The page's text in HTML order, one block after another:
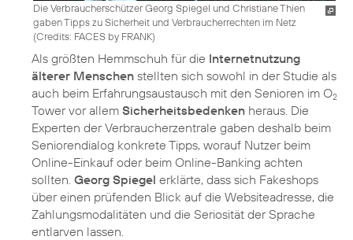
Die Verbraucherschützer Georg Spiegel und Christiane Thien
gaben Tipps zu Sicherheit und Verbraucherrechten im Netz
(Credits: FACES by FRANK)
Als größten Hemmschuh für die Internetnutzung
älterer Menschen stellten sich sowohl in der Studie als
auch beim Erfahrungsaustausch mit den Senioren im O2
Tower vor allem Sicherheitsbedenken heraus. Die
Experten der Verbraucherzentrale gaben deshalb beim
Seniorendialog konkrete Tipps, worauf Nutzer beim
Online-Einkauf oder beim Online-Banking achten
sollten. Georg Spiegel erklärte, dass sich Fakeshops
über einen prüfenden Blick auf die Websiteadresse, die
Zahlungsmodalitäten und die Seriosität der Sprache
entlarven lassen.